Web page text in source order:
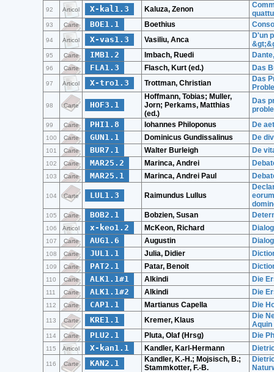
92 Articol X-kal1.3 Kaluza, Zenon
93 Carte BOE1.1 Boethius
94 Articol X-vas1.3 Vasiliu, Anca
D'un
95 Carte IMB1.2 Imbach, Ruedi
96 Carte FLA1.3 Flasch, Kurt (ed.) Das
97 Articol X-tro1.3 Trottman, Christian
Das
98 Carte HOF3.1
Hoffmann, Tobias; Muller,
Jorn; Perkams, Matthias
(ed.)
Das
99 Carte PHI1.8 Iohannes Philoponus De
100 Carte GUN1.1 Dominicus Gundissalinus De
101 Carte BUR7.1 Walter Burleigh De
102 Carte MAR25.2 Marinca, Andrei
103 Carte MAR25.1 Marinca, Andrei Paul
104 Carte LUL1.3 Raimundus Lullus
105 Carte BOB2.1 Bobzien, Susan
106 Articol x-keo1.2 McKeon, Richard
107 Carte AUG1.6 Augustin
108 Carte JUL1.1 Julia, Didier
109 Carte PAT2.1 Patar, Benoit
110 Carte ALK1.1#1 Alkindi Die
111 Carte ALK1.1#2 Alkindi Die
112 Carte CAP1.1 Martianus Capella Die
113 Carte KRE1.1 Kremer, Klaus
Die
Aquin
114 Carte PLU2.1 Pluta, Olaf (Hrsg) Die
115 Articol X-kan1.1 Kandler, Karl-Hermann
116 Carte KAN2.1
Kandler, K.-H.; Mojsisch, B.;
Stammkotter, F.-B.